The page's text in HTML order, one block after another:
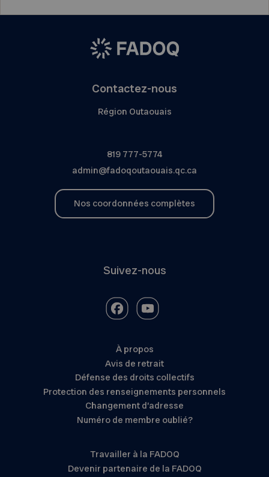
Contactez-nous
Région Outaouais
819 777-5774
admin@fadoqoutaouais.qc.ca
Nos coordonnées complètes
Suivez-nous
À propos
Avis de retrait
Défense des droits collectifs
Protection des renseignements personnels
Changement d’adresse
Numéro de membre oublié?
Travailler à la FADOQ
Devenir partenaire de la FADOQ